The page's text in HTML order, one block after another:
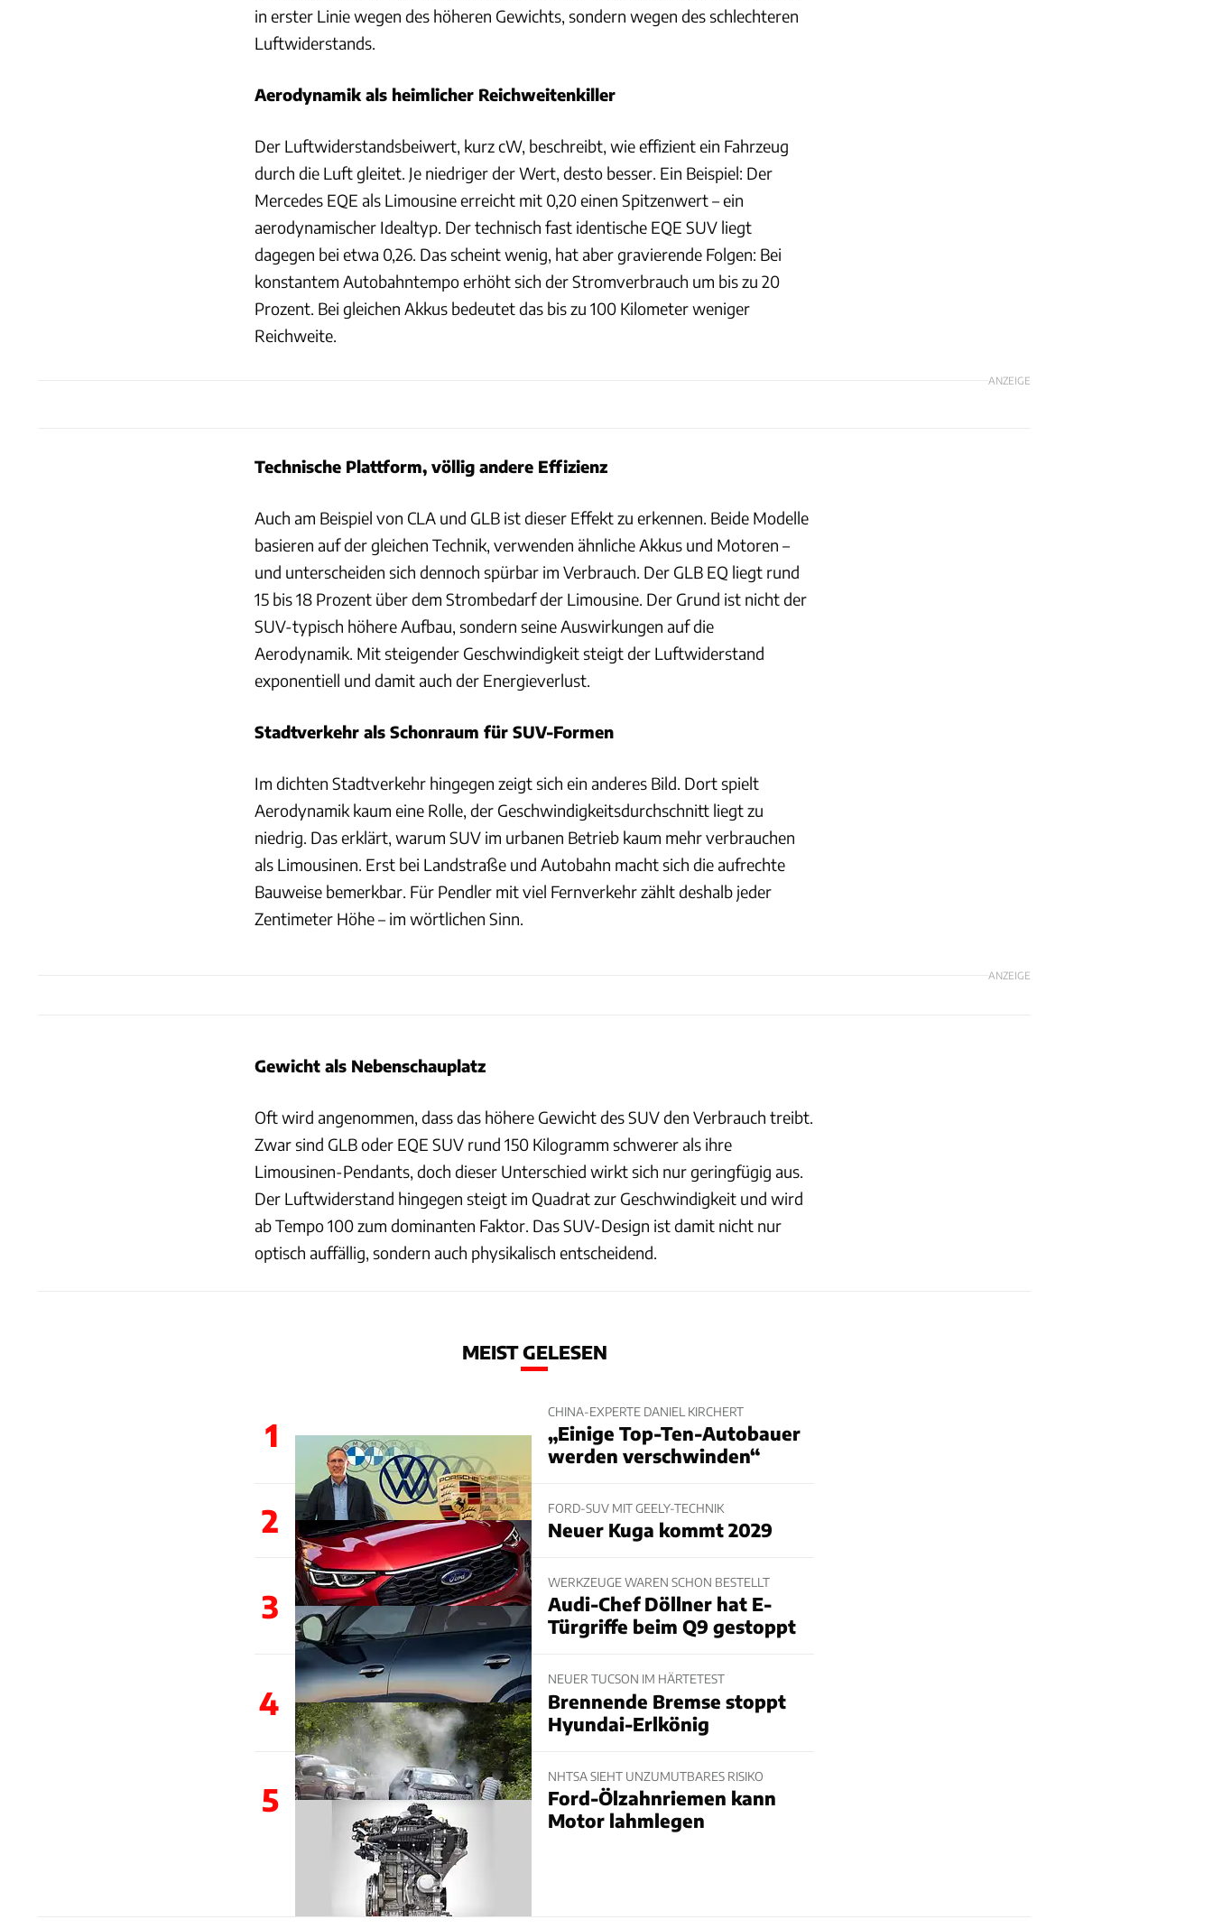
in erster Linie wegen des höheren Gewichts, sondern wegen des schlechteren
Luftwiderstands.
Aerodynamik als heimlicher Reichweitenkiller
Der Luftwiderstandsbeiwert, kurz cW, beschreibt, wie effizient ein Fahrzeug
durch die Luft gleitet. Je niedriger der Wert, desto besser. Ein Beispiel: Der
Mercedes EQE als Limousine erreicht mit 0,20 einen Spitzenwert – ein
aerodynamischer Idealtyp. Der technisch fast identische EQE SUV liegt
dagegen bei etwa 0,26. Das scheint wenig, hat aber gravierende Folgen: Bei
konstantem Autobahntempo erhöht sich der Stromverbrauch um bis zu 20
Prozent. Bei gleichen Akkus bedeutet das bis zu 100 Kilometer weniger
Reichweite.
ANZEIGE
Technische Plattform, völlig andere Effizienz
Auch am Beispiel von CLA und GLB ist dieser Effekt zu erkennen. Beide Modelle
basieren auf der gleichen Technik, verwenden ähnliche Akkus und Motoren –
und unterscheiden sich dennoch spürbar im Verbrauch. Der GLB EQ liegt rund
15 bis 18 Prozent über dem Strombedarf der Limousine. Der Grund ist nicht der
SUV-typisch höhere Aufbau, sondern seine Auswirkungen auf die
Aerodynamik. Mit steigender Geschwindigkeit steigt der Luftwiderstand
exponentiell und damit auch der Energieverlust.
Stadtverkehr als Schonraum für SUV-Formen
Im dichten Stadtverkehr hingegen zeigt sich ein anderes Bild. Dort spielt
Aerodynamik kaum eine Rolle, der Geschwindigkeitsdurchschnitt liegt zu
niedrig. Das erklärt, warum SUV im urbanen Betrieb kaum mehr verbrauchen
als Limousinen. Erst bei Landstraße und Autobahn macht sich die aufrechte
Bauweise bemerkbar. Für Pendler mit viel Fernverkehr zählt deshalb jeder
Zentimeter Höhe – im wörtlichen Sinn.
ANZEIGE
Gewicht als Nebenschauplatz
Oft wird angenommen, dass das höhere Gewicht des SUV den Verbrauch treibt.
Zwar sind GLB oder EQE SUV rund 150 Kilogramm schwerer als ihre
Limousinen-Pendants, doch dieser Unterschied wirkt sich nur geringfügig aus.
Der Luftwiderstand hingegen steigt im Quadrat zur Geschwindigkeit und wird
ab Tempo 100 zum dominanten Faktor. Das SUV-Design ist damit nicht nur
optisch auffällig, sondern auch physikalisch entscheidend.
MEIST GELESEN
1
CHINA-EXPERTE DANIEL KIRCHERT
„Einige Top-Ten-Autobauer
werden verschwinden“
2 FORD-SUV MIT GEELY-TECHNIK
Neuer Kuga kommt 2029
3
WERKZEUGE WAREN SCHON BESTELLT
Audi-Chef Döllner hat E-
Türgriffe beim Q9 gestoppt
4
NEUER TUCSON IM HÄRTETEST
Brennende Bremse stoppt
Hyundai-Erlkönig
5
NHTSA SIEHT UNZUMUTBARES RISIKO
Ford-Ölzahnriemen kann
Motor lahmlegen